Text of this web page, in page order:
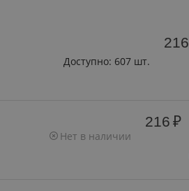
Доступно: 607 шт.
216
Нет в наличии
216 ₽